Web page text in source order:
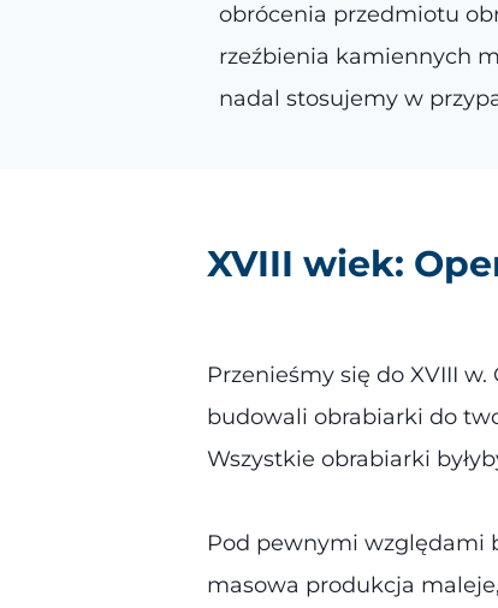
obrócenia przedmiotu
rzeźbienia kamiennych
nadal stosujemy w
XVIII wiek:
Przenieśmy się do XVIII
budowali obrabiarki do
Wszystkie obrabiarki
Pod pewnymi względami
masowa produkcja